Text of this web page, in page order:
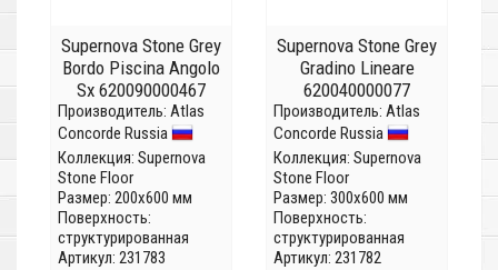
Supernova Stone Grey
Bordo Piscina Angolo
Sx 620090000467
Производитель: Atlas
Concorde Russia
Коллекция: Supernova
Stone Floor
Размер: 200x600 мм
Поверхность:
структурированная
Артикул: 231783
Supernova Stone Grey
Gradino Lineare
620040000077
Производитель: Atlas
Concorde Russia
Коллекция: Supernova
Stone Floor
Размер: 300x600 мм
Поверхность:
структурированная
Артикул: 231782